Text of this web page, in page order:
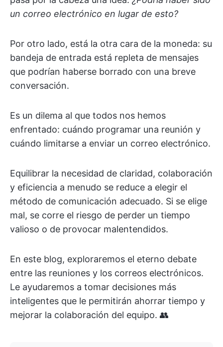
un correo electrónico en lugar de esto?
Por otro lado, está la otra cara de la moneda: su
bandeja de entrada está repleta de mensajes
que podrían haberse borrado con una breve
conversación.
Es un dilema al que todos nos hemos
enfrentado: cuándo programar una reunión y
cuándo limitarse a enviar un correo electrónico.
Equilibrar la necesidad de claridad, colaboración
y eficiencia a menudo se reduce a elegir el
método de comunicación adecuado. Si se elige
mal, se corre el riesgo de perder un tiempo
valioso o de provocar malentendidos.
En este blog, exploraremos el eterno debate
entre las reuniones y los correos electrónicos.
Le ayudaremos a tomar decisiones más
inteligentes que le permitirán ahorrar tiempo y
mejorar la colaboración del equipo. 👥